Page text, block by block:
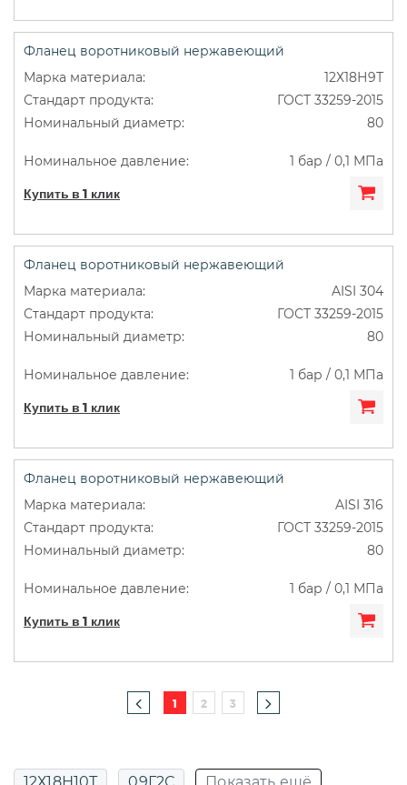
Фланец воротниковый нержавеющий
12Х18Н9Т
ГОСТ 33259-2015
80
1 бар / 0,1 МПа
Купить в 1 клик
Фланец воротниковый нержавеющий
AISI 304
ГОСТ 33259-2015
80
1 бар / 0,1 МПа
Купить в 1 клик
Фланец воротниковый нержавеющий
AISI 316
ГОСТ 33259-2015
80
1 бар / 0,1 МПа
Купить в 1 клик
1 2 3